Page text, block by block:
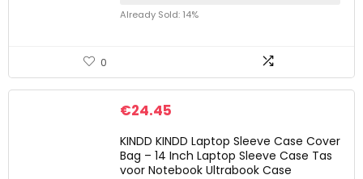
Already Sold: 14%
0
€24.45
KINDD KINDD Laptop Sleeve Case Cover
Bag – 14 Inch Laptop Sleeve Case Tas
voor Notebook Ultrabook Case